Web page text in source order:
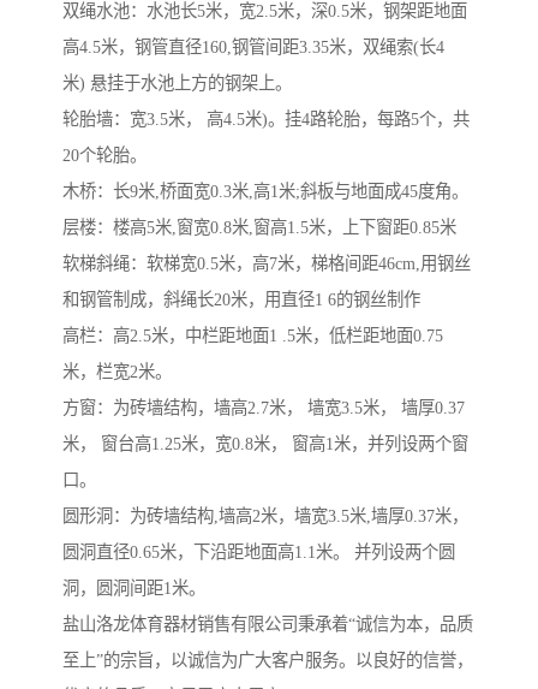
双绳水池：水池长5米，宽2.5米，深0.5米，钢架距地面
高4.5米，钢管直径160,钢管间距3.35米，双绳索(长4
米) 悬挂于水池上方的钢架上。
轮胎墙：宽3.5米， 高4.5米)。挂4路轮胎，每路5个，共
20个轮胎。
木桥：长9米,桥面宽0.3米,高1米;斜板与地面成45度角。
层楼：楼高5米,窗宽0.8米,窗高1.5米，上下窗距0.85米
软梯斜绳：软梯宽0.5米，高7米，梯格间距46cm,用钢丝
和钢管制成，斜绳长20米，用直径1 6的钢丝制作
高栏：高2.5米，中栏距地面1 .5米，低栏距地面0.75
米，栏宽2米。
方窗：为砖墙结构，墙高2.7米， 墙宽3.5米， 墙厚0.37
米， 窗台高1.25米，宽0.8米， 窗高1米，并列设两个窗
口。
圆形洞：为砖墙结构,墙高2米，墙宽3.5米,墙厚0.37米，
圆洞直径0.65米，下沿距地面高1.1米。 并列设两个圆
洞，圆洞间距1米。
盐山洛龙体育器材销售有限公司秉承着“诚信为本，品质
至上”的宗旨，以诚信为广大客户服务。以良好的信誉，